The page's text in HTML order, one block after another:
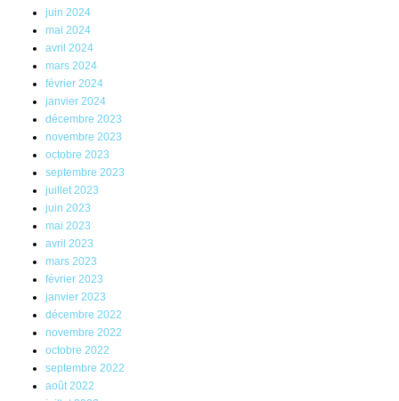
juin 2024
mai 2024
avril 2024
mars 2024
février 2024
janvier 2024
décembre 2023
novembre 2023
octobre 2023
septembre 2023
juillet 2023
juin 2023
mai 2023
avril 2023
mars 2023
février 2023
janvier 2023
décembre 2022
novembre 2022
octobre 2022
septembre 2022
août 2022